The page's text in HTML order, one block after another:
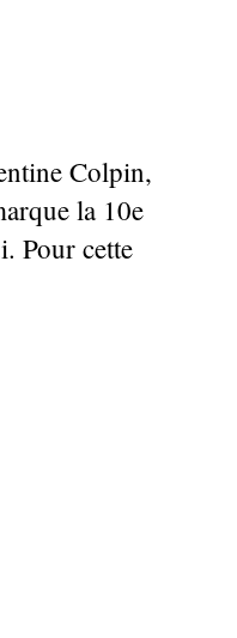
Colpin,
la 10e
Pour cette